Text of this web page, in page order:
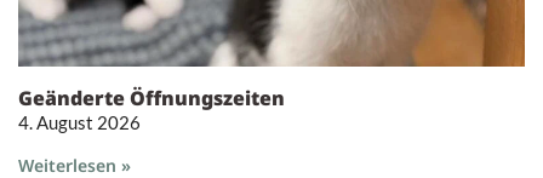
Geänderte Öffnungszeiten
4. August 2026
Weiterlesen »